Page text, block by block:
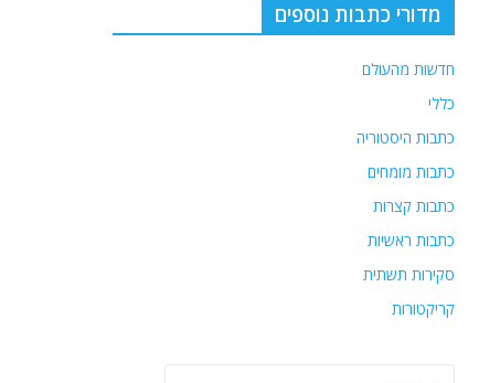
מדורי כתבות נוספים
חדשות מהעולם
כללי
כתבות היסטוריה
כתבות מומחים
כתבות קצרות
כתבות ראשיות
סקירות תשתית
קריקטורות